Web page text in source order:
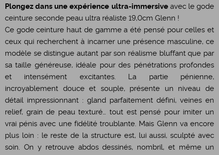
Plongez dans une expérience ultra-immersiveavec le gode
ceinture seconde peau ultra réaliste 19,0cm Glenn !
Ce gode ceinture haut de gamme a été pensé pour celles et
ceux qui recherchent à incarner une présence masculine, ce
modèle se distingue autant par son réalisme bluffant que par
sa taille généreuse, idéale pour des pénétrations profondes
et intensément excitantes. La partie pénienne,
incroyablement douce et souple, présente un niveau de
détail impressionnant : gland parfaitement défini, veines en
relief, grain de peau texturé… tout est pensé pour imiter un
vrai pénis avec une fidélité troublante. Mais Glenn va encore
plus loin : le reste de la structure est, lui aussi, sculpté avec
soin. On y retrouve abdos dessinés, nombril, et même un